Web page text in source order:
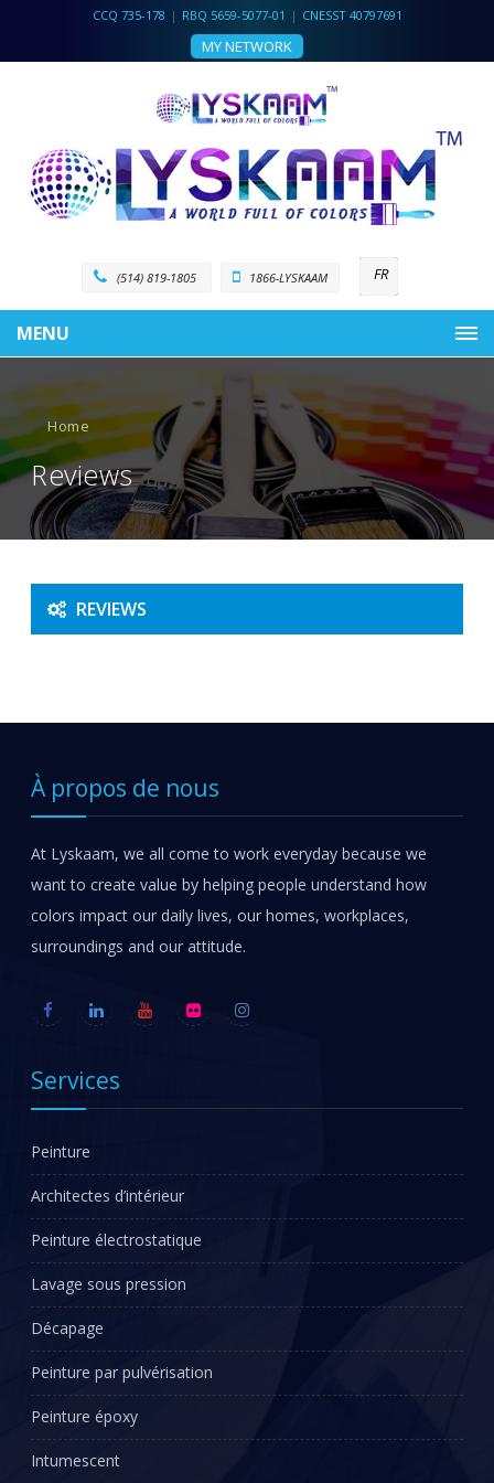
CCQ 735-178 | RBQ 5659-5077-01 | CNESST 40797691
MY NETWORK
(514) 819-1805 1866-LYSKAAM FR
MENU
Home
Reviews
REVIEWS
À propos de nous
At Lyskaam, we all come to work everyday because we
want to create value by helping people understand how
colors impact our daily lives, our homes, workplaces,
surroundings and our attitude.
Services
Peinture
Architectes d’intérieur
Peinture électrostatique
Lavage sous pression
Décapage
Peinture par pulvérisation
Peinture époxy
Intumescent